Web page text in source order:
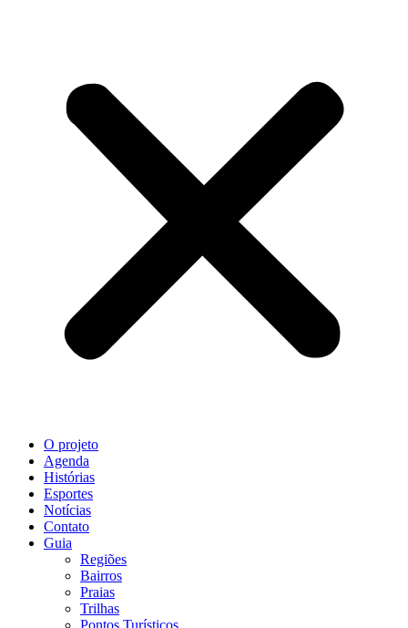
O projeto
Agenda
Histórias
Esportes
Notícias
Contato
Guia
Regiões
Bairros
Praias
Trilhas
Pontos Turísticos